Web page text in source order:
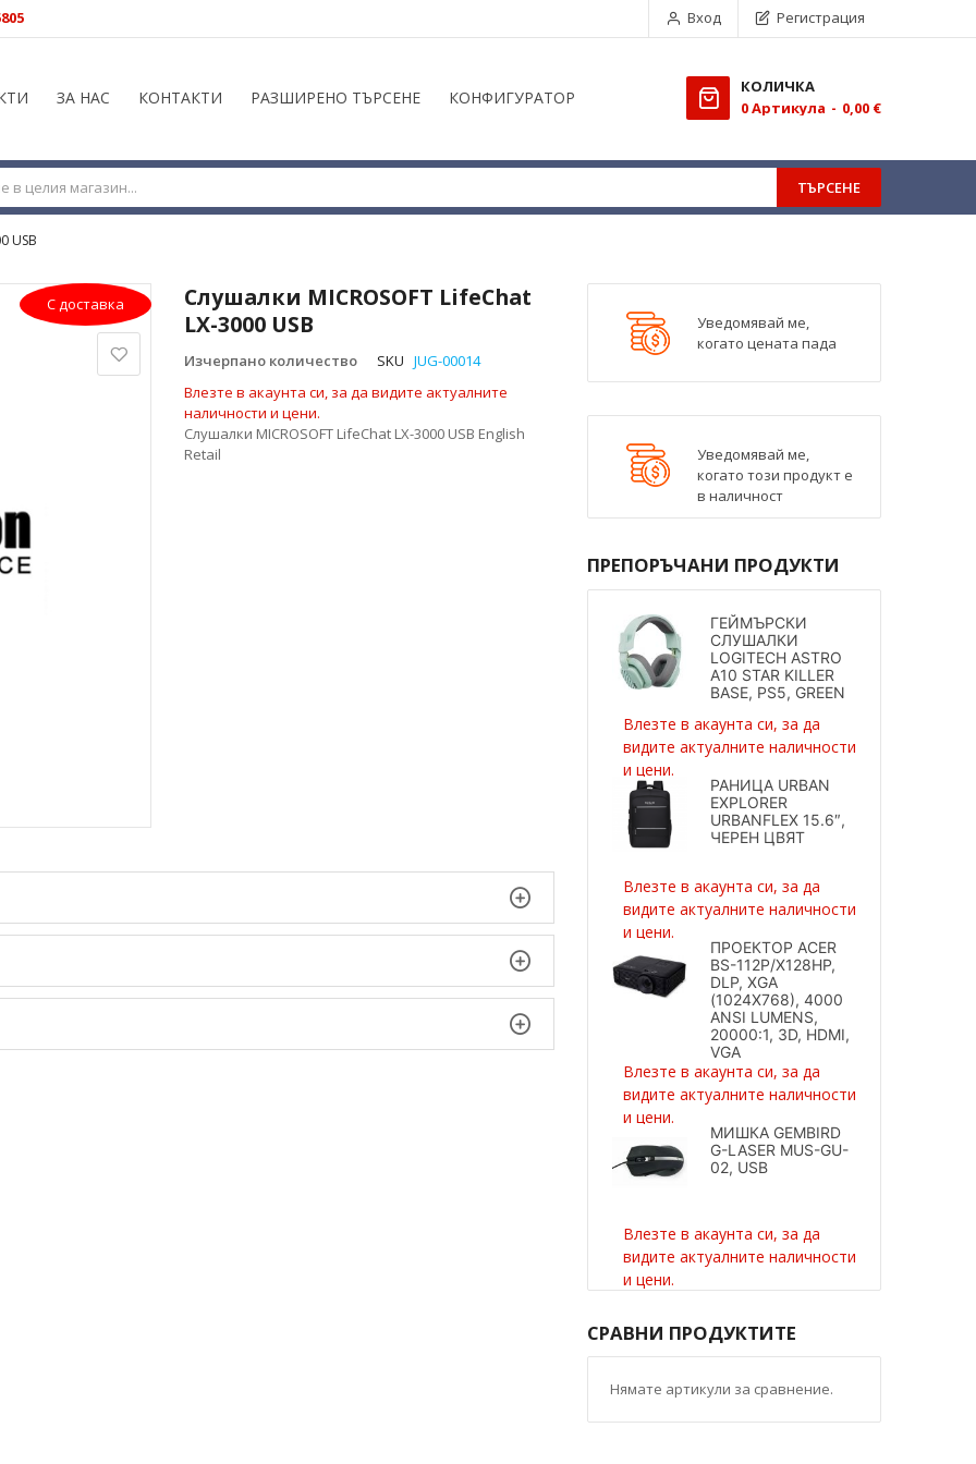
Вход Регистрация
ЗА НАС КОНТАКТИ РАЗШИРЕНО ТЪРСЕНЕ КОНФИГУРАТОР
КОЛИЧКА
0Aртикула 0,00 €
ТЪРСЕНЕ
USB
Слушалки MICROSOFT LifeChat
LX-3000 USB
Изчерпано количество SKU JUG-00014
Влезте в акаунта си, за да видите актуалните
наличности и цени.
Слушалки MICROSOFT LifeChat LX-3000 USB English
Retail
С доставка
Уведомявай ме,
когато цената пада
Уведомявай ме,
когато този продукт е
в наличност
ПРЕПОРЪЧАНИ ПРОДУКТИ
ГЕЙМЪРСКИ
СЛУШАЛКИ
LOGITECH ASTRO
A10 STAR KILLER
BASE, PS5, GREEN
Влезте в акаунта си, за да
видите актуалните наличности
и цени.
РАНИЦА URBAN
EXPLORER
URBANFLEX 15.6″,
ЧЕРЕН ЦВЯТ
Влезте в акаунта си, за да
видите актуалните наличности
и цени.
ПРОЕКТОР ACER
BS-112P/X128HP,
DLP, XGA
(1024X768), 4000
ANSI LUMENS,
20000:1, 3D, HDMI,
VGA
Влезте в акаунта си, за да
видите актуалните наличности
и цени.
МИШКА GEMBIRD
G-LASER MUS-GU-
02, USB
Влезте в акаунта си, за да
видите актуалните наличности
и цени.
СРАВНИ ПРОДУКТИТЕ
Нямате артикули за сравнение.